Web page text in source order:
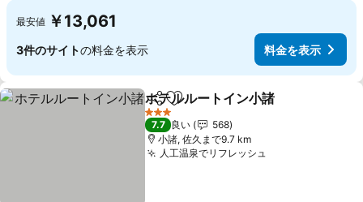
最安値 ￥13,061
3件のサイトの料金を表示 料金を表示
シェアお気に入りに追加
ホテルルートイン小諸
3 ホテルのランク
7.7 良い
568
小諸, 佐久まで9.7 km
人工温泉でリフレッシュ